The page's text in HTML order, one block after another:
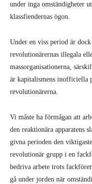
under inga omständigheter
klassfiendernas ögon.
Under en viss period är
revolutionärernas illegala
massorganisationerna,
är kapitalismens inofficiella
revolutionärerna.
Vi måste ha förmågan att
den reaktionära apparatens
givna perioden den
revolutionär grupp i en
bedriva arbete trots
gå under jorden när